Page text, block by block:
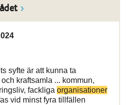
syfte är att kunna ta
kraftsamla ... kommun,
fackliga organisationer
vid minst fyra tillfällen